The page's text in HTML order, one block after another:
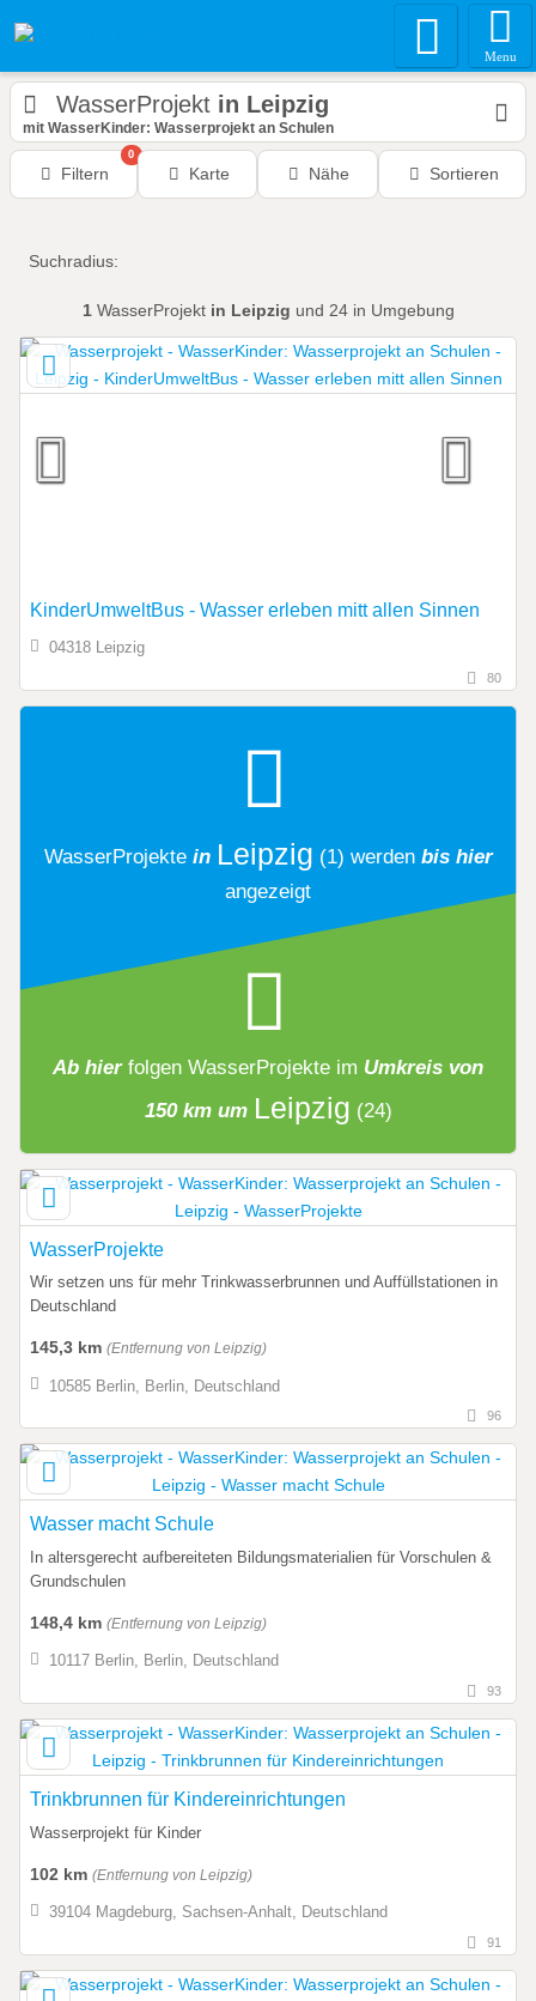
Menu
WasserProjekt in Leipzig
mit WasserKinder: Wasserprojekt an Schulen
Filtern
0
Karte Nähe Sortieren
Suchradius:
1WasserProjekt in Leipzig und 24 in Umgebung
KinderUmweltBus - Wasser erleben mitt allen Sinnen
04318 Leipzig
80
WasserProjekte in Leipzig (1) werden bis hier
angezeigt
Ab hier folgen WasserProjekte im Umkreis von
150 km um Leipzig (24)
WasserProjekte
Wir setzen uns für mehr Trinkwasserbrunnen und Auffüllstationen in
Deutschland
145,3 km (Entfernung von Leipzig)
10585 Berlin, Berlin, Deutschland
96
Wasser macht Schule
In altersgerecht aufbereiteten Bildungsmaterialien für Vorschulen &
Grundschulen
148,4 km (Entfernung von Leipzig)
10117 Berlin, Berlin, Deutschland
93
Trinkbrunnen für Kindereinrichtungen
Wasserprojekt für Kinder
102 km (Entfernung von Leipzig)
39104 Magdeburg, Sachsen-Anhalt, Deutschland
91